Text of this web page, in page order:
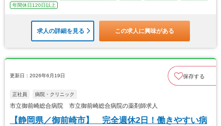
年間休日120日以上
求人の詳細を見る この求人に興味がある
更新日：2026年6月19日 保存する
正社員 病院・クリニック
市立御前崎総合病院 市立御前崎総合病院の薬剤師求人
【静岡県／御前崎市】 完全週休2日！働きやすい病